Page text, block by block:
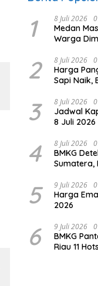
1 8 Juli 2026
Medan
Warga
2 8 Juli 2026
Harga
Sapi Naik,
3 8 Juli 2026
Jadwal
8 Juli 2026
4 8 Juli 2026
BMKG
Sumatera,
5 9 Juli 2026
Harga
2026
6 9 Juli 2026
BMKG
Riau 11